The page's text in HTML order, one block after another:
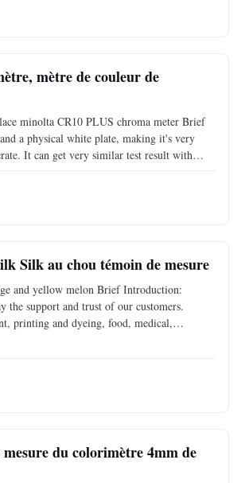
mètre de couleur de
minolta CR10 PLUS chroma meter Brief
a physical white plate, making it's very
It can get very similar test result with
Silk au chou témoin de mesure
and yellow melon Brief Introduction:
the support and trust of our customers.
printing and dyeing, food, medical,
du colorimètre 4mm de